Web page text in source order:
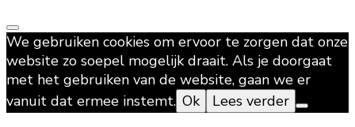
We gebruiken cookies om ervoor te zorgen dat onze
website zo soepel mogelijk draait. Als je doorgaat
met het gebruiken van de website, gaan we er
vanuit dat ermee instemt. Ok Lees verder